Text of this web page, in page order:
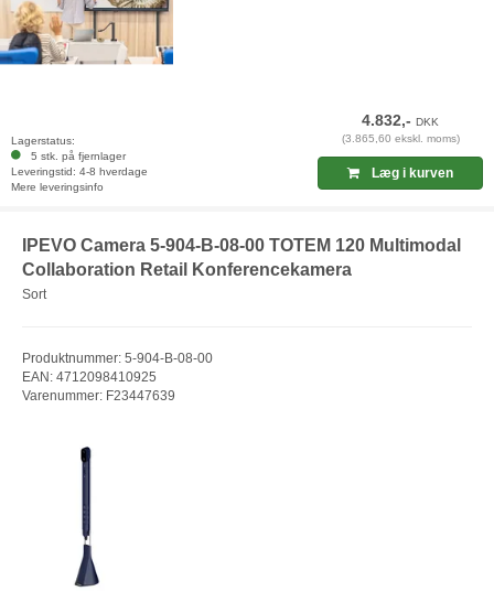
Lagerstatus:
5 stk. på fjernlager
Leveringstid: 4-8 hverdage
Mere leveringsinfo
4.832,-DKK
(3.865,60 ekskl. moms)
Læg i kurven
IPEVO Camera 5-904-B-08-00 TOTEM 120 Multimodal
Collaboration Retail Konferencekamera
Sort
Produktnummer: 5-904-B-08-00
EAN: 4712098410925
Varenummer: F23447639